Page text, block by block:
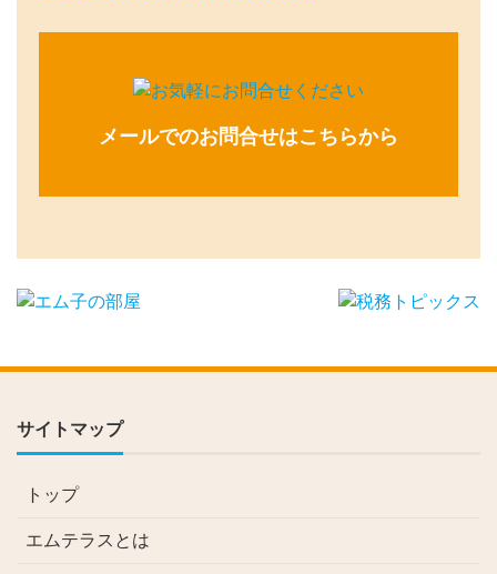
メールでのお問合せはこちらから
サイトマップ
トップ
エムテラスとは